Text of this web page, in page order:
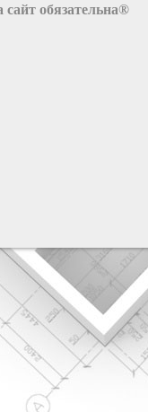
обязательна®